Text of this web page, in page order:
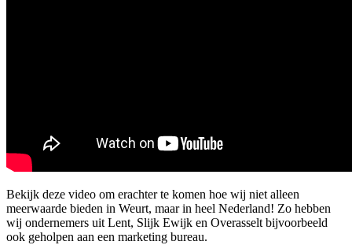
Bekijk deze video om erachter te komen hoe wij niet alleen
meerwaarde bieden in Weurt, maar in heel Nederland! Zo hebben
wij ondernemers uit Lent, Slijk Ewijk en Overasselt bijvoorbeeld
ook geholpen aan een marketing bureau.